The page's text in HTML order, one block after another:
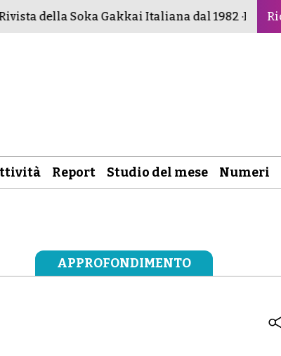
della Soka Gakkai Italiana dal 1982 ·
Report Studio del mese Numeri
APPROFONDIMENTO